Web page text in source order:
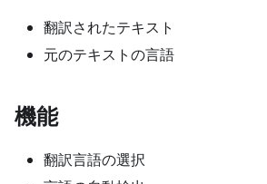
翻訳されたテキスト
元のテキストの言語
機能
翻訳言語の選択